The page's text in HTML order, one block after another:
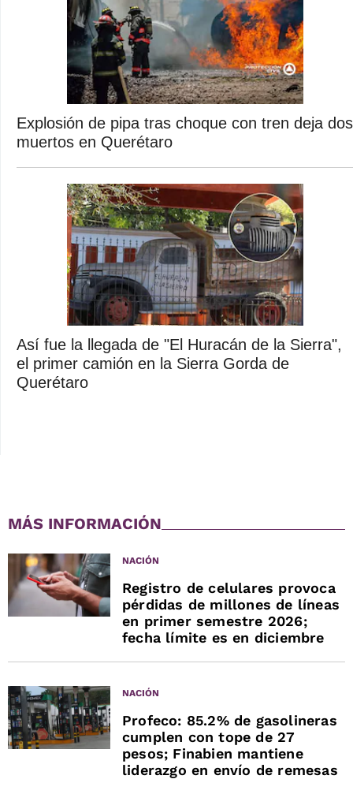
Explosión de pipa tras choque con tren deja dos
muertos en Querétaro
Así fue la llegada de "El Huracán de la Sierra",
el primer camión en la Sierra Gorda de
Querétaro
MÁS INFORMACIÓN
NACIÓN
Registro de celulares provoca
pérdidas de millones de líneas
en primer semestre 2026;
fecha límite es en diciembre
NACIÓN
Profeco: 85.2% de gasolineras
cumplen con tope de 27
pesos; Finabien mantiene
liderazgo en envío de remesas